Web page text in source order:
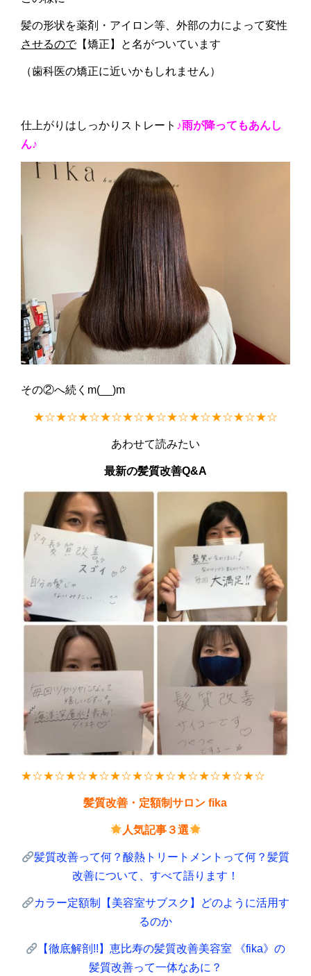
髪の形状を薬剤・アイロン等、外部の力によって変性
させるので【矯正】と名がついています
（歯科医の矯正に近いかもしれません）
仕上がりはしっかりストレート ♪雨が降ってもあんし
ん♪
その②へ続くm(__)m
★☆★☆★☆★☆★☆★☆★☆★☆★☆★☆★☆
あわせて読みたい
最新の髪質改善Q&A
★☆★☆★☆★☆★☆★☆★☆★☆★☆★☆★☆
髪質改善・定額制サロン fika
人気記事３選
髪質改善って何？酸熱トリートメントって何？髪質
改善について、すべて語ります！
カラー定額制【美容室サブスク】
どのように活用す
るのか
【徹底解剖!!】恵比寿の髪質改善美容室 《fika》の
髪質改善って一体なあに？